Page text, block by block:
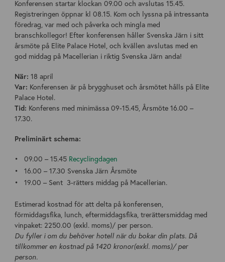
Konferensen startar klockan 09.00 och avslutas 15.45.
Registreringen öppnar kl 08.15. Kom och lyssna på intressanta
föredrag, var med och påverka och mingla med
branschkollegor! Efter konferensen håller Svenska Järn i sitt
årsmöte på Elite Palace Hotel, och kvällen avslutas med en
god middag på Macellerian i riktig Svenska Järn anda!
När: 18 april
Var: Konferensen är på brygghuset och årsmötet hålls på Elite
Palace Hotel.
Tid: Konferens med minimässa 09-15.45, Årsmöte 16.00 –
17.30.
Preliminärt schema:
09.00 – 15.45 Recyclingdagen
16.00 – 17.30 Svenska Järn Årsmöte
19.00 – Sent 3-rätters middag på Macellerian.
Estimerad kostnad för att delta på konferensen,
förmiddagsfika, lunch, eftermiddagsfika, trerättersmiddag med
vinpaket: 2250.00 (exkl. moms)/ per person.
Du fyller i om du behöver hotell när du bokar din plats. Då
tillkommer en kostnad på 1420 kronor(exkl. moms)/ per
person.